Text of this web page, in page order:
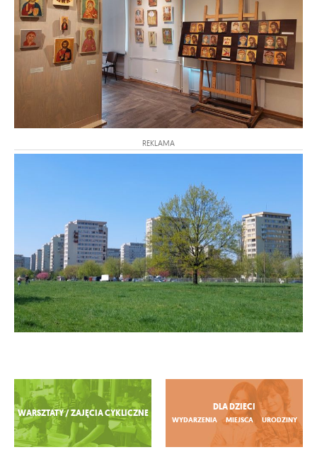
REKLAMA
Zobacz więcej
WARSZTATY / ZAJĘCIA CYKLICZNE
DLA DZIECI
WYDARZENIA MIEJSCA URODZINY